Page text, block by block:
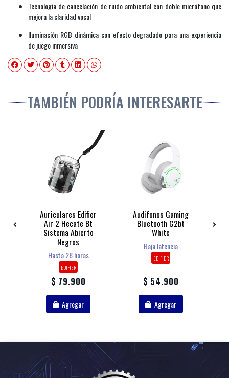
Tecnología de cancelación de ruido ambiental con doble micrófono que
mejora la claridad vocal
Iluminación RGB dinámica con efecto degradado para una experiencia
de juego inmersiva
TAMBIÉN PODRÍA INTERESARTE
Auriculares Edifier
Air 2 Hecate Bt
Sistema Abierto
Negros
Hasta 28 horas
EDIFIER
$ 79.900
Agregar
Audifonos Gaming
Bluetooth G2bt
White
Baja latencia
EDIFIER
$ 54.900
Agregar